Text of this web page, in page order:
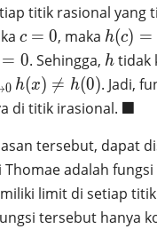
titik rasional yang
c=0
c = 0, maka h(c)=1
h(c) =
= 0. Sehingga, h
htidak
0 h(x) 
= h(0). Jadi,
di titik irasional. ■
tersebut, dapat
Thomae adalah fungsi
limit di setiap
tersebut hanya